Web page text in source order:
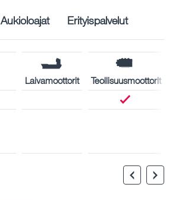
Aukioloajat Erityispalvelut
Laivamoottorit
Teollisuusmoottorit